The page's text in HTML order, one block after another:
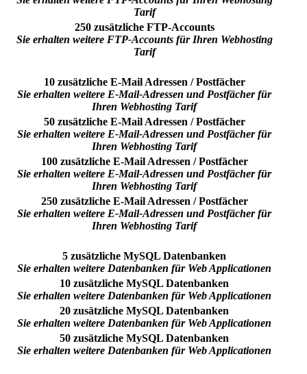
Tarif
250 zusätzliche FTP-Accounts
Sie erhalten weitere FTP-Accounts für Ihren Webhosting
Tarif
10 zusätzliche E-Mail Adressen / Postfächer
Sie erhalten weitere E-Mail-Adressen und Postfächer für
Ihren Webhosting Tarif
50 zusätzliche E-Mail Adressen / Postfächer
Sie erhalten weitere E-Mail-Adressen und Postfächer für
Ihren Webhosting Tarif
100 zusätzliche E-Mail Adressen / Postfächer
Sie erhalten weitere E-Mail-Adressen und Postfächer für
Ihren Webhosting Tarif
250 zusätzliche E-Mail Adressen / Postfächer
Sie erhalten weitere E-Mail-Adressen und Postfächer für
Ihren Webhosting Tarif
5 zusätzliche MySQL Datenbanken
Sie erhalten weitere Datenbanken für Web Applicationen
10 zusätzliche MySQL Datenbanken
Sie erhalten weitere Datenbanken für Web Applicationen
20 zusätzliche MySQL Datenbanken
Sie erhalten weitere Datenbanken für Web Applicationen
50 zusätzliche MySQL Datenbanken
Sie erhalten weitere Datenbanken für Web Applicationen